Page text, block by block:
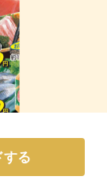
する